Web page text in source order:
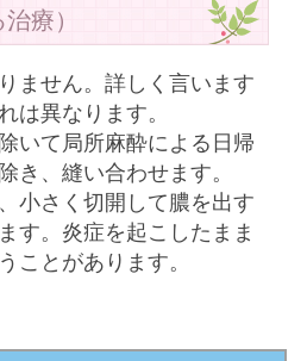
療）
ません。詳しく言います
は異なります。
いて局所麻酔による日帰
き、縫い合わせます。
小さく切開して膿を出す
す。炎症を起こしたまま
ことがあります。